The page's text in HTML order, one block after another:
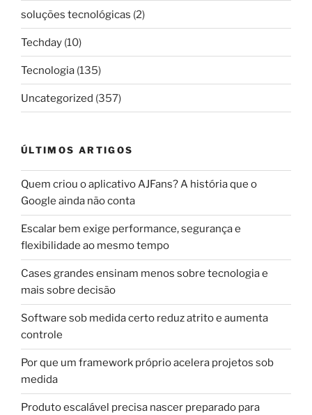
soluções tecnológicas (2)
Techday (10)
Tecnologia (135)
Uncategorized (357)
ÚLTIMOS ARTIGOS
Quem criou o aplicativo AJFans? A história que o
Google ainda não conta
Escalar bem exige performance, segurança e
flexibilidade ao mesmo tempo
Cases grandes ensinam menos sobre tecnologia e
mais sobre decisão
Software sob medida certo reduz atrito e aumenta
controle
Por que um framework próprio acelera projetos sob
medida
Produto escalável precisa nascer preparado para